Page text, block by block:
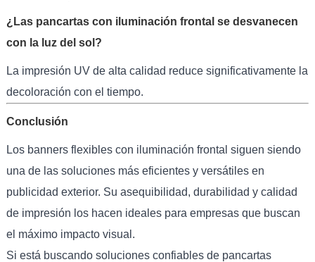
¿Las pancartas con iluminación frontal se desvanecen
con la luz del sol?
La impresión UV de alta calidad reduce significativamente la
decoloración con el tiempo.
Conclusión
Los banners flexibles con iluminación frontal siguen siendo
una de las soluciones más eficientes y versátiles en
publicidad exterior. Su asequibilidad, durabilidad y calidad
de impresión los hacen ideales para empresas que buscan
el máximo impacto visual.
Si está buscando soluciones confiables de pancartas